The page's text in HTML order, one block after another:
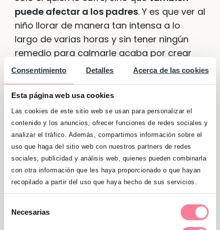
Consentimiento Detalles Acerca de las cookies
Esta página web usa cookies
Las cookies de este sitio web se usan para personalizar el
contenido y los anuncios, ofrecer funciones de redes sociales y
analizar el tráfico. Además, compartimos información sobre el
uso que haga del sitio web con nuestros partners de redes
sociales, publicidad y análisis web, quienes pueden combinarla
con otra información que les haya proporcionado o que hayan
recopilado a partir del uso que haya hecho de sus servicios.
Necesarias
puede afectar a los padres. Y es que ver al
niño llorar de manera tan intensa a lo
largo de varias horas y sin tener ningún
remedio para calmarle acaba por crear
situaciones de estrés en los padres.